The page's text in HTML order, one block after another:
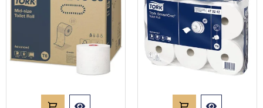
Produit d'accueil 
Hygiène mains 
Alimentaire & jetable
Équipement cuisine pro